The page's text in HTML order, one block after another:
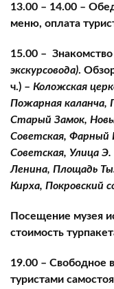
13.00 – 14.00 –
меню, оплата
15.00 –
экскурсовода).
ч.) – Коложская
Пожарная
Старый Замок,
Советская, Фарный
Советская, Улица
Ленина, Площадь
Кирха, Покровский
Посещение музея
стоимость
19.00 – Свободное
туристами